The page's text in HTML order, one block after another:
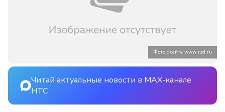
Фото с сайта www.rzd.ru
Читай актуальные новости в MAX-канале
НТС